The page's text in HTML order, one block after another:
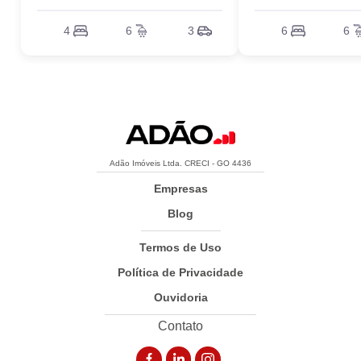
4 6 3 6 6
Adão Imóveis Ltda. CRECI - GO 4436
Empresas
Blog
Termos de Uso
Política de Privacidade
Ouvidoria
Contato